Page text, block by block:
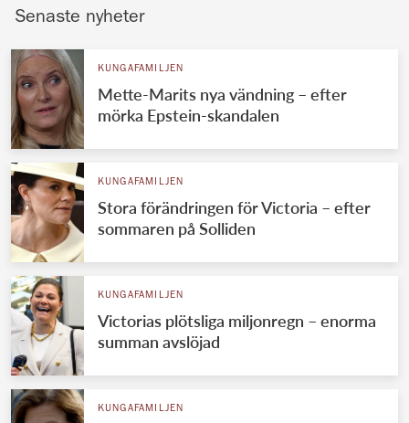
Senaste nyheter
KUNGAFAMILJEN
Mette-Marits nya vändning – efter
mörka Epstein-skandalen
KUNGAFAMILJEN
Stora förändringen för Victoria – efter
sommaren på Solliden
KUNGAFAMILJEN
Victorias plötsliga miljonregn – enorma
summan avslöjad
KUNGAFAMILJEN